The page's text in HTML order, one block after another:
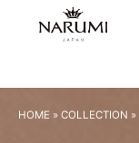
HOME » COLLECTION »